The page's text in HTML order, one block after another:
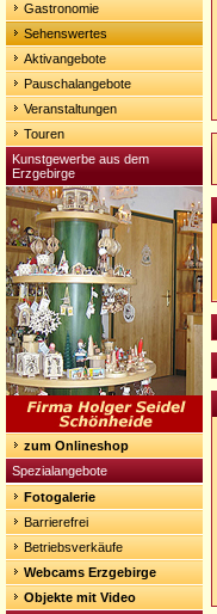
Gastronomie
Sehenswertes
Aktivangebote
Pauschalangebote
Veranstaltungen
Touren
Kunstgewerbe aus dem
Erzgebirge
zum Onlineshop
Spezialangebote
Fotogalerie
Barrierefrei
Betriebsverkäufe
Webcams Erzgebirge
Objekte mit Video